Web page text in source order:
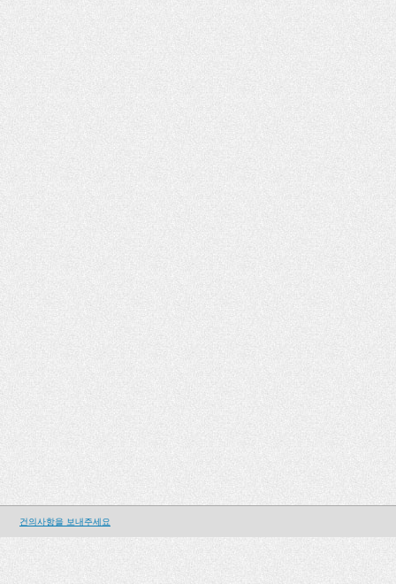
건의사항을 보내주세요